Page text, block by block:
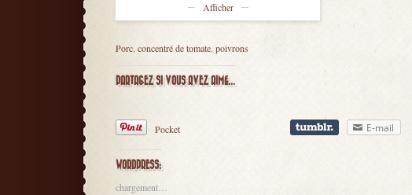
Afficher
Porc concentré de tomate poivrons
PARTAGEZ SI VOUS AVEZ AIMÉ...
Pocket E-mail
WORDPRESS:
chargement…